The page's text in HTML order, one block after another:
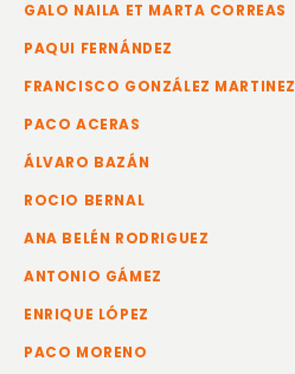
GALO NAILA ET MARTA CORREAS
PAQUI FERNÁNDEZ
FRANCISCO GONZÁLEZ MARTINEZ
PACO ACERAS
ÁLVARO BAZÁN
ROCIO BERNAL
ANA BELÉN RODRIGUEZ
ANTONIO GÁMEZ
ENRIQUE LÓPEZ
PACO MORENO